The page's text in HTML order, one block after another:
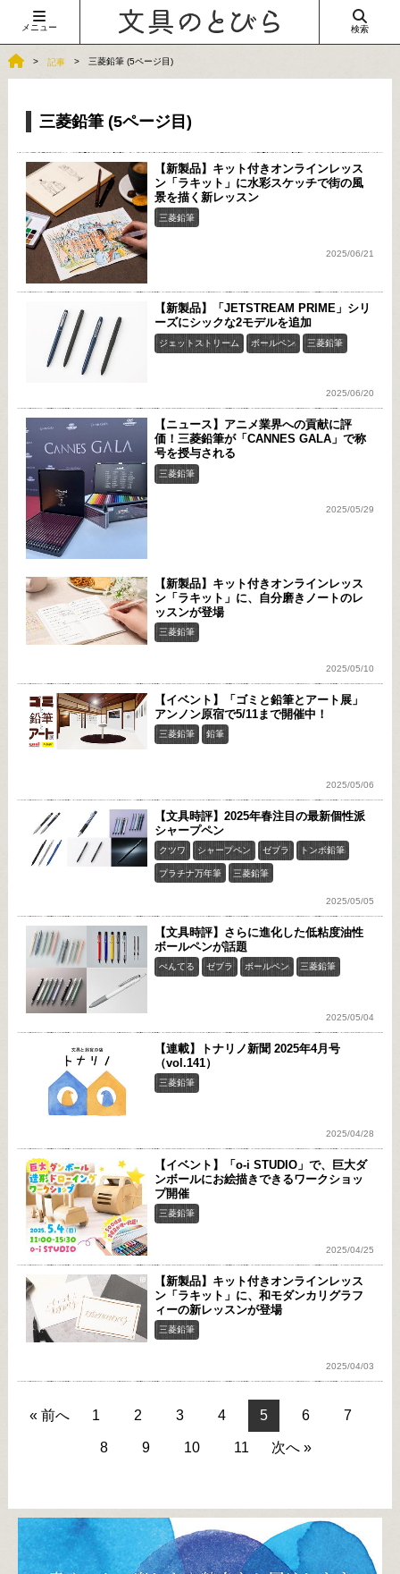
メニュー 検索
記事 三菱鉛筆 (5ページ目)
三菱鉛筆 (5ページ目)
【新製品】キット付きオンラインレッス
ン「ラキット」に水彩スケッチで街の風
景を描く新レッスン
三菱鉛筆
2025/06/21
【新製品】「JETSTREAM PRIME」シリ
ーズにシックな2モデルを追加
ジェットストリーム ボールペン 三菱鉛筆
2025/06/20
【ニュース】アニメ業界への貢献に評
価！三菱鉛筆が「CANNES GALA」で称
号を授与される
三菱鉛筆
2025/05/29
【新製品】キット付きオンラインレッス
ン「ラキット」に、自分磨きノートのレ
ッスンが登場
三菱鉛筆
2025/05/10
【イベント】「ゴミと鉛筆とアート展」
アンノン原宿で5/11まで開催中！
三菱鉛筆 鉛筆
2025/05/06
【文具時評】2025年春注目の最新個性派
シャープペン
クツワ シャープペン ゼブラ トンボ鉛筆
プラチナ万年筆 三菱鉛筆
2025/05/05
【文具時評】さらに進化した低粘度油性
ボールペンが話題
ぺんてる ゼブラ ボールペン 三菱鉛筆
2025/05/04
【連載】トナリノ新聞 2025年4月号
（vol.141）
三菱鉛筆
2025/04/28
【イベント】「o-i STUDIO」で、巨大ダ
ンボールにお絵描きできるワークショッ
プ開催
三菱鉛筆
2025/04/25
【新製品】キット付きオンラインレッス
ン「ラキット」に、和モダンカリグラフ
ィーの新レッスンが登場
三菱鉛筆
2025/04/03
« 前へ 1 2 3 4 5 6 7
8 9 10 11 次へ »